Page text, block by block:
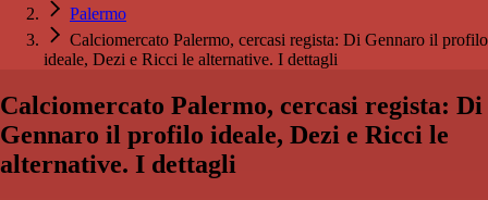
Palermo
Calciomercato Palermo, cercasi regista: Di Gennaro il profilo
ideale, Dezi e Ricci le alternative. I dettagli
Calciomercato Palermo, cercasi regista: Di
Gennaro il profilo ideale, Dezi e Ricci le
alternative. I dettagli